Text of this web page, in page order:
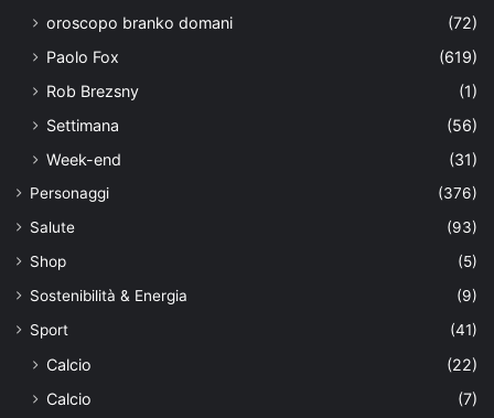
oroscopo branko domani
(72)
Paolo Fox
(619)
Rob Brezsny
(1)
Settimana
(56)
Week-end
(31)
Personaggi
(376)
Salute
(93)
Shop
(5)
Sostenibilità & Energia
(9)
Sport
(41)
Calcio
(22)
Calcio
(7)